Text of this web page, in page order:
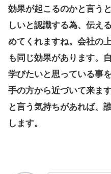
効果が起こるのかと言う
しいと認識する為、伝え
めてくれますね。会社の
も同じ効果があります。
学びたいと思っている事
手の方から近づいて来ま
と言う気持ちがあれば、
します。